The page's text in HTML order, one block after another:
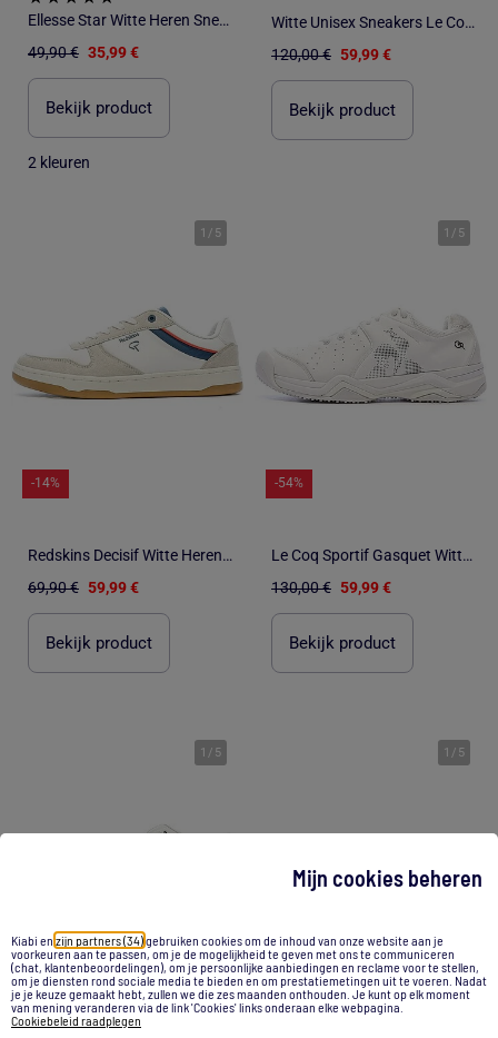
Mijn cookies beheren
Kiabi enzijn partners (34)gebruiken cookies om de inhoud van onze website aan je
voorkeuren aan te passen, om je de mogelijkheid te geven met ons te communiceren
(chat, klantenbeoordelingen), om je persoonlijke aanbiedingen en reclame voor te stellen,
om je diensten rond sociale media te bieden en om prestatiemetingen uit te voeren. Nadat
je je keuze gemaakt hebt, zullen we die zes maanden onthouden. Je kunt op elk moment
van mening veranderen via de link 'Cookies' links onderaan elke webpagina.
Cookiebeleid raadplegen
Ellesse Star Witte Heren Sneakers
49,90 € 35,99 €
Bekijk product
2 kleuren
Witte Unisex Sneakers Le Coq Sportif Terra
120,00 € 59,99 €
Bekijk product
1 / 5
-14%
Redskins Decisif Witte Heren Sneakers
69,90 € 59,99 €
Bekijk product
1 / 5
-54%
Le Coq Sportif Gasquet Witte Heren Sneakers
130,00 € 59,99 €
Bekijk product
1 / 5
-52%
1 / 5
-20%